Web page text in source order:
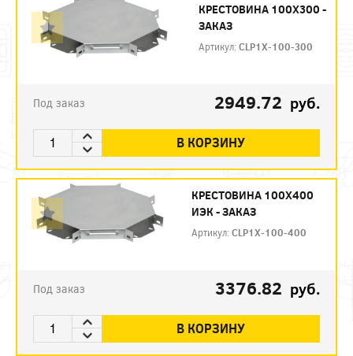
КРЕСТОВИНА 100Х300 -
ЗАКАЗ
Артикул:CLP1X-100-300
Под заказ 2949.72 руб.
В КОРЗИНУ
КРЕСТОВИНА 100Х400
ИЭК - ЗАКАЗ
Артикул:CLP1X-100-400
Под заказ 3376.82 руб.
В КОРЗИНУ